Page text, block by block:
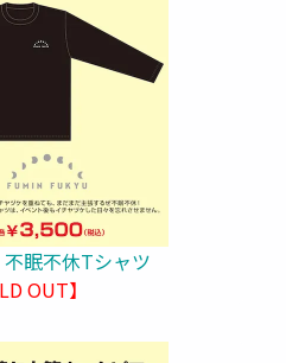
眠不休Tシャツ
OUT】